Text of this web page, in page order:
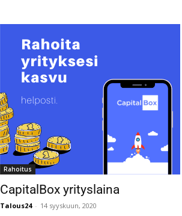
Rahoitus
CapitalBox yrityslaina
Talous24 - 14 syyskuun, 2020